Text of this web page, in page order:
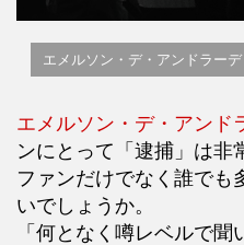
エメルソン・デ・アンドラー
エメルソン・デ・アンド
ンにとって「逮捕」は非
ファンだけでなく誰でも
いでしょうか。
「何となく噂レベルで